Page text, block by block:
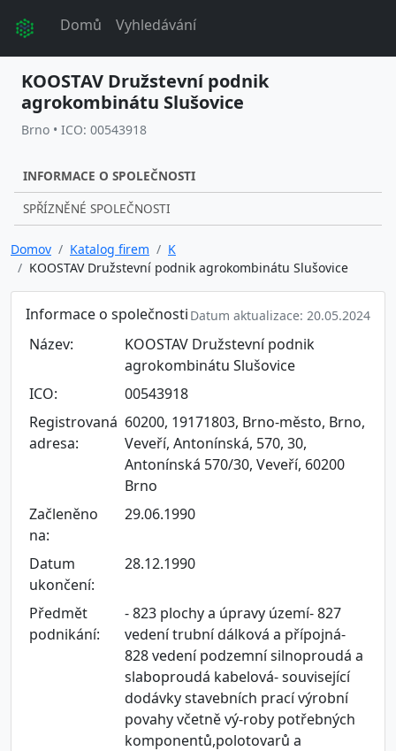
Domů Vyhledávání
KOOSTAV Družstevní podnik
agrokombinátu Slušovice
Brno • ICO: 00543918
INFORMACE O SPOLEČNOSTI
SPŘÍZNĚNÉ SPOLEČNOSTI
Domov Katalog firem
K
KOOSTAV Družstevní podnik agrokombinátu Slušovice
Informace o společnosti Datum aktualizace: 20.05.2024
Název:
KOOSTAV Družstevní podnik
agrokombinátu Slušovice
ICO:
00543918
Registrovaná
adresa:
60200, 19171803, Brno-město, Brno,
Veveří, Antonínská, 570, 30,
Antonínská 570/30, Veveří, 60200
Brno
Začleněno
na:
29.06.1990
Datum
ukončení:
28.12.1990
Předmět
podnikání:
- 823 plochy a úpravy území- 827
vedení trubní dálková a přípojná-
828 vedení podzemní silnoproudá a
slaboproudá kabelová- související
dodávky stavebních prací výrobní
povahy včetně vý-roby potřebných
komponentů,polotovarů a